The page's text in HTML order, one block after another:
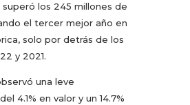
los 245 millones de
el tercer mejor año en
solo por detrás de los
y 2021.
una leve
4.1% en valor y un 14.7%